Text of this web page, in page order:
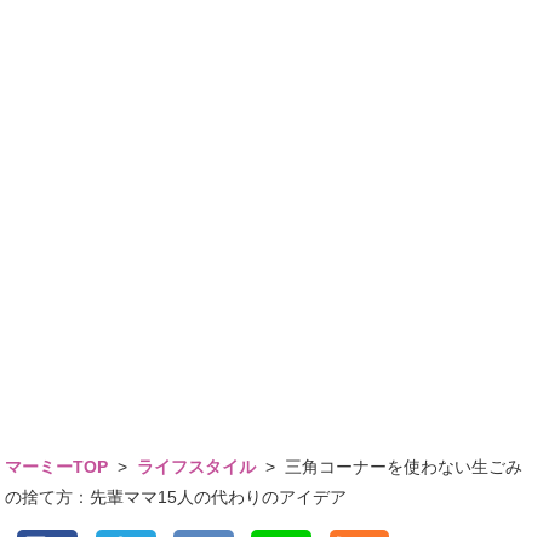
マーミーTOP > ライフスタイル> 三角コーナーを使わない生ごみ
の捨て方：先輩ママ15人の代わりのアイデア